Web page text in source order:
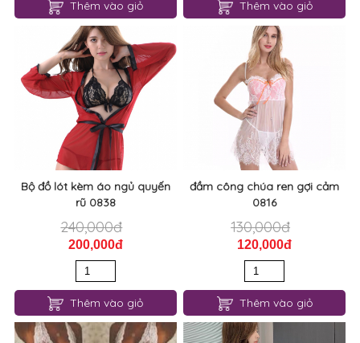
0892 set đồ ngủ bộ hình thú
dễ thương
170,000đ
Thêm vào giỏ
0839 Jum liền body sexy
160,000đ
140,000đ
Thêm vào giỏ